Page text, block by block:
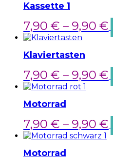
Kassette 1
7,90 € – 9,90 €
Klaviertasten
7,90 € – 9,90 €
Motorrad
7,90 € – 9,90 €
Motorrad